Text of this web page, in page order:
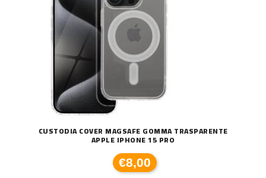
CUSTODIA COVER MAGSAFE GOMMA TRASPARENTE
APPLE IPHONE 15 PRO
€8,00